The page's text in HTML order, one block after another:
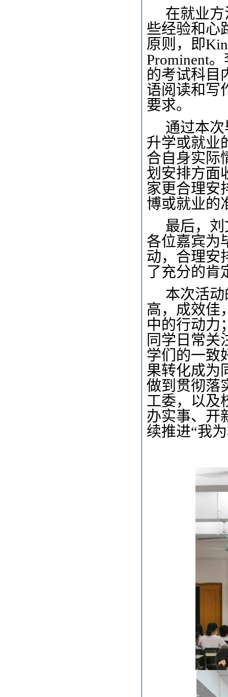
在就业
些经验和心
原则，即
Prominent
的考试科目
语阅读和写
要求。
通过本
升学或就业
合自身实际
划安排方面
家更合理安
博或就业的
最后，
各位嘉宾为
动，合理安
了充分的肯
本次活
高，成效佳
中的行动力
同学日常关
学们的一致
果转化成为
做到贯彻落
工委，以及
办实事、开
续推进“我